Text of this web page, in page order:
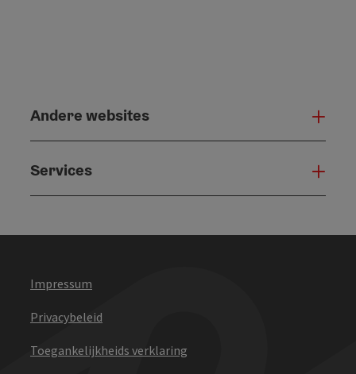
Andere websites
Services
Impressum
Privacybeleid
Toegankelijkheids verklaring